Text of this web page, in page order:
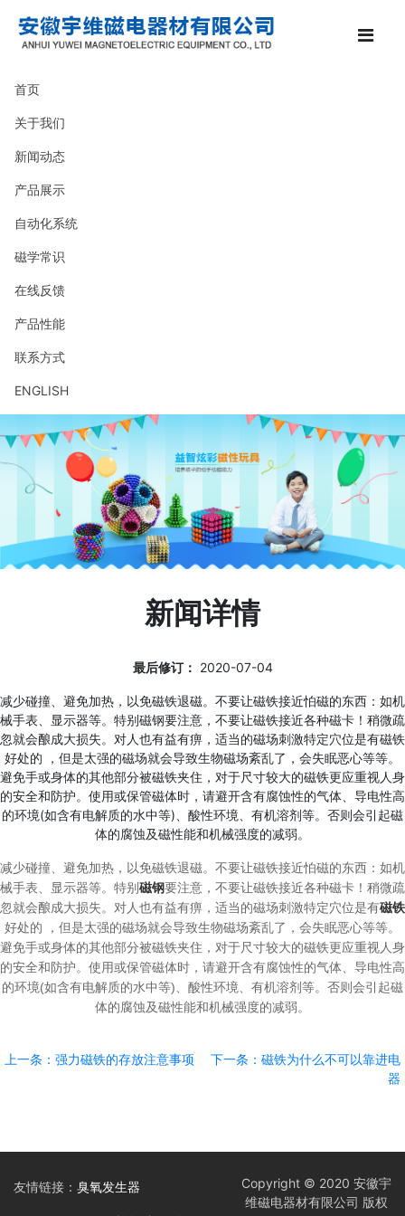
首页
关于我们
新闻动态
产品展示
自动化系统
磁学常识
在线反馈
产品性能
联系方式
ENGLISH
新闻详情
最后修订： 2020-07-04
减少碰撞、避免加热，以免磁铁退磁。不要让磁铁接近怕磁的东西：如机
械手表、显示器等。特别磁钢要注意，不要让磁铁接近各种磁卡！稍微疏
忽就会酿成大损失。对人也有益有痹，适当的磁场刺激特定穴位是有磁铁
好处的 ，但是太强的磁场就会导致生物磁场紊乱了，会失眠恶心等等。
避免手或身体的其他部分被磁铁夹住，对于尺寸较大的磁铁更应重视人身
的安全和防护。使用或保管磁体时，请避开含有腐蚀性的气体、导电性高
的环境(如含有电解质的水中等)、酸性环境、有机溶剂等。否则会引起磁
体的腐蚀及磁性能和机械强度的减弱。
减少碰撞、避免加热，以免磁铁退磁。不要让磁铁接近怕磁的东西：如机
械手表、显示器等。特别磁钢要注意，不要让磁铁接近各种磁卡！稍微疏
忽就会酿成大损失。对人也有益有痹，适当的磁场刺激特定穴位是有磁铁
好处的 ，但是太强的磁场就会导致生物磁场紊乱了，会失眠恶心等等。
避免手或身体的其他部分被磁铁夹住，对于尺寸较大的磁铁更应重视人身
的安全和防护。使用或保管磁体时，请避开含有腐蚀性的气体、导电性高
的环境(如含有电解质的水中等)、酸性环境、有机溶剂等。否则会引起磁
体的腐蚀及磁性能和机械强度的减弱。
上一条：强力磁铁的存放注意事项
下一条：磁铁为什么不可以靠进电
器
友情链接： 臭氧发生器
Copyright © 2020 安徽宇
维磁电器材有限公司 版权